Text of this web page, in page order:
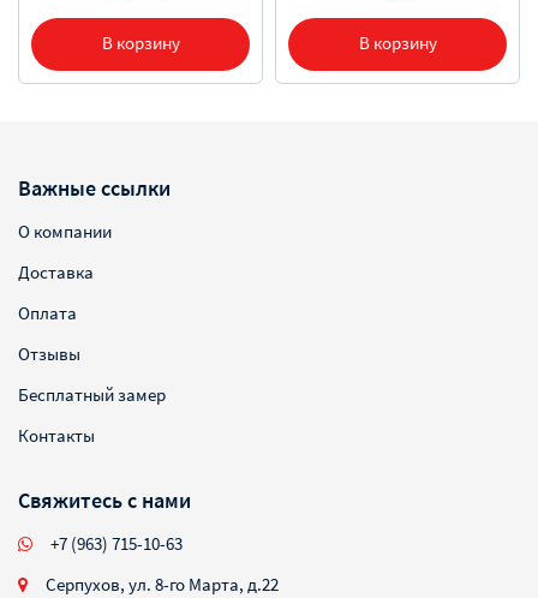
В корзину В корзину
Важные ссылки
О компании
Доставка
Оплата
Отзывы
Бесплатный замер
Контакты
Свяжитесь с нами
+7 (963) 715-10-63
Серпухов, ул. 8-го Марта, д.22